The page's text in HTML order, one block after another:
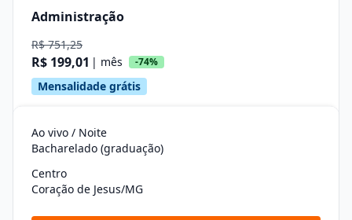
Administração
R$ 751,25
R$ 199,01 | mês -74%
Mensalidade grátis
Ao vivo / Noite
Bacharelado (graduação)
Centro
Coração de Jesus/MG